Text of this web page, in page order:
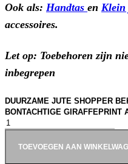
Ook als: Handtas en Klein
accessoires.
Let op: Toebehoren zijn
inbegrepen
DUURZAME JUTE SHOPPER
BONTACHTIGE GIRAFFEPRINT
TOEVOEGEN AAN